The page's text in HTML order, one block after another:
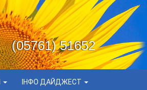
(05761) 51652
ІНФО ДАЙДЖЕСТ